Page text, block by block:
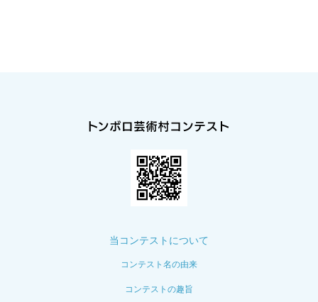
当コンテストについて
コンテスト名の由来
コンテストの趣旨